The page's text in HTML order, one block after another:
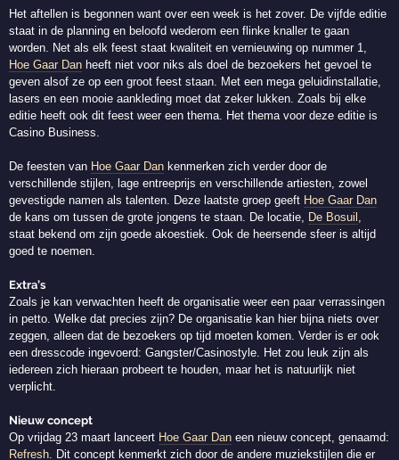
Het aftellen is begonnen want over een week is het zover. De vijfde editie
staat in de planning en beloofd wederom een flinke knaller te gaan
worden. Net als elk feest staat kwaliteit en vernieuwing op nummer 1,
Hoe Gaar Dan heeft niet voor niks als doel de bezoekers het gevoel te
geven alsof ze op een groot feest staan. Met een mega geluidinstallatie,
lasers en een mooie aankleding moet dat zeker lukken. Zoals bij elke
editie heeft ook dit feest weer een thema. Het thema voor deze editie is
Casino Business.
De feesten van Hoe Gaar Dan kenmerken zich verder door de
verschillende stijlen, lage entreeprijs en verschillende artiesten, zowel
gevestigde namen als talenten. Deze laatste groep geeft Hoe Gaar Dan
de kans om tussen de grote jongens te staan. De locatie,
De Bosuil
staat bekend om zijn goede akoestiek. Ook de heersende sfeer is altijd
goed te noemen.
Extra’s
Zoals je kan verwachten heeft de organisatie weer een paar verrassingen
in petto. Welke dat precies zijn? De organisatie kan hier bijna niets over
zeggen, alleen dat de bezoekers op tijd moeten komen. Verder is er ook
een dresscode ingevoerd: Gangster/Casinostyle. Het zou leuk zijn als
iedereen zich hieraan probeert te houden, maar het is natuurlijk niet
verplicht.
Nieuw concept
Op vrijdag 23 maart lanceert Hoe Gaar Dan een nieuw concept, genaamd:
Refresh . Dit concept kenmerkt zich door de andere muziekstijlen die er